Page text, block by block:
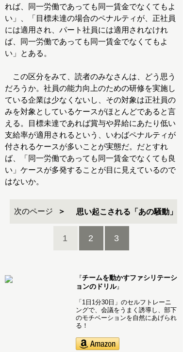
れば、同一労働であっても同一賃金でなくてもよ
い」、「目標未達の場合のペナルティが、正社員
には適用され、パート社員には適用されなけれ
ば、同一労働であっても同一賃金でなくてもよ
い」とある。
この区分をみて、読者のみなさんは、どう思う
だろうか。社員の能力向上のための研修を実施し
ている企業は少なくないし、その対象は正社員の
みを対象としているケースがほとんどであると言
える。目標未達であれば賞与や昇給にあたり低い
支給率が適用されるという、いわばペナルティが
付されるケースが多いことが実態だ。だとすれ
ば、「同一労働であっても同一賃金でなくても良
い」ケースが多発することが目に見えているので
はないか。
次のページ 思い起こされる「あの騒動」
1 2 3
『チームを動かすファシリテーシ
ョンのドリル』
「1日1分30日」のセルフトレーニ
ングで、会議をうまく誘導し、部下
のモチベーションを自然にあげられ
る！